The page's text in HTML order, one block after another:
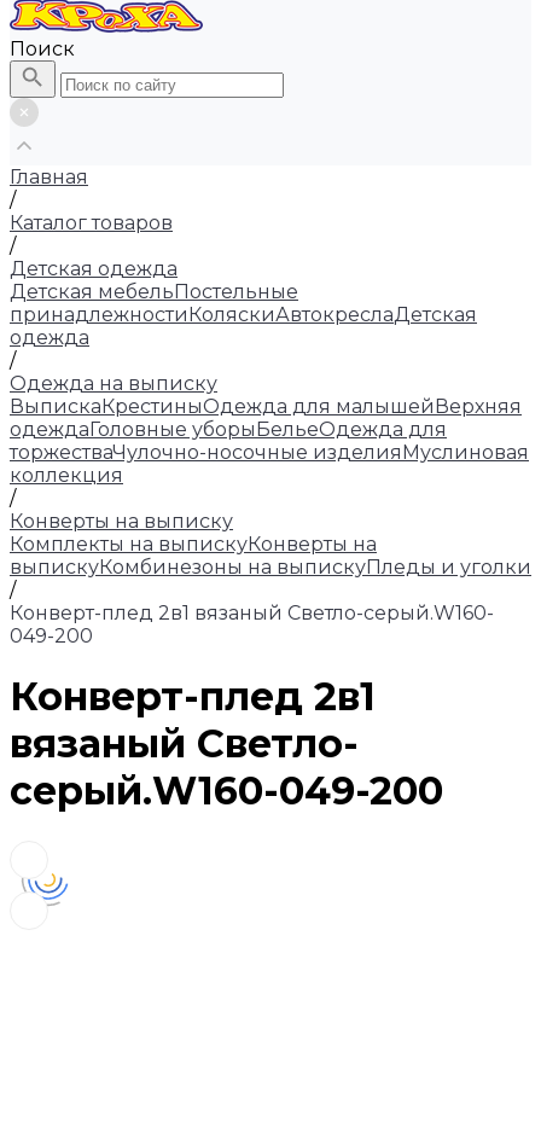
Поиск
Главная
/
Каталог товаров
/
Детская одежда
Детская мебельПостельные
принадлежностиКоляскиАвтокреслаДетская
одежда
/
Одежда на выписку
ВыпискаКрестиныОдежда для малышейВерхняя
одеждаГоловные уборыБельеОдежда для
торжестваЧулочно-носочные изделияМуслиновая
коллекция
/
Конверты на выписку
Комплекты на выпискуКонверты на
выпискуКомбинезоны на выпискуПледы и уголки
/
Конверт-плед 2в1 вязаный Светло-серый.W160-
049-200
Конверт-плед 2в1
вязаный Светло-
серый.W160-049-200